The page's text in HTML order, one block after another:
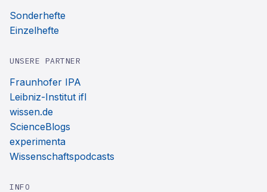
Sonderhefte
Einzelhefte
UNSERE PARTNER
Fraunhofer IPA
Leibniz-Institut ifl
wissen.de
ScienceBlogs
experimenta
Wissenschaftspodcasts
INFO